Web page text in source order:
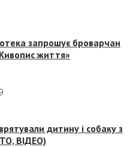
запрошує броварчан
життя»
дитину і собаку з
ВІДЕО)